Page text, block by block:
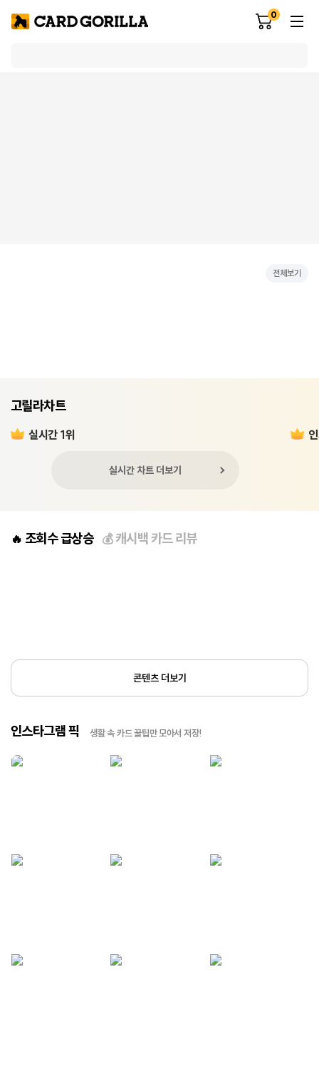
0
전체보기
고릴라차트
실시간 1위
실시간 차트 더보기
🔥 조회수 급상승 💰캐시백 카드 리뷰
콘텐츠 더보기
인스타그램 픽 생활 속 카드 꿀팁만 모아서 저장!